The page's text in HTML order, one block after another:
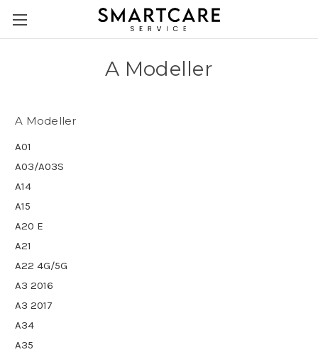
A Modeller
A Modeller
A01
A03/A03S
A14
A15
A20 E
A21
A22 4G/5G
A3 2016
A3 2017
A34
A35